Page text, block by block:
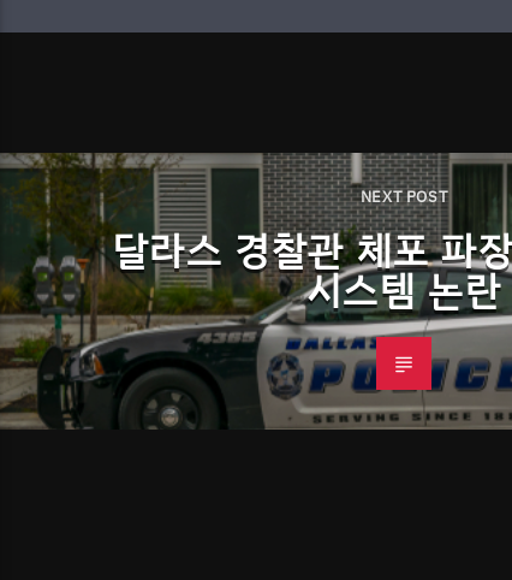
NEXT POST
달라스 경찰관 체포 파
시스템 논란